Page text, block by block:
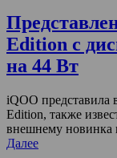
Edition с
на 44 Вт
iQOO
Edition, также
внешнему новинка
Далее